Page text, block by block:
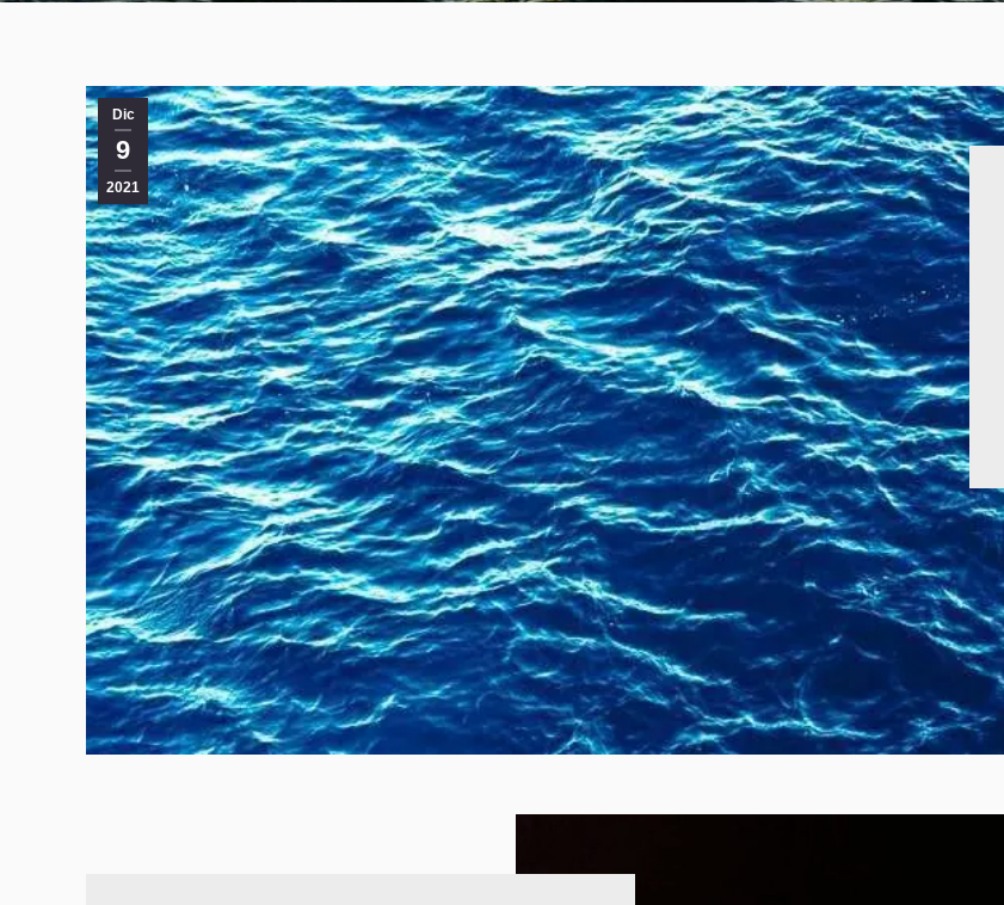
Dic
9
2021